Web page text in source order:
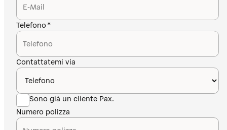
Telefono
Contattatemi via
Sono già un cliente Pax.
Numero polizza